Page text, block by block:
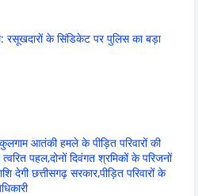
रसूखदारों के सिंडिकेट पर पुलिस का बड़ा
आतंकी हमले के पीड़ित परिवारों की
पहल,दोनों दिवंगत श्रमिकों के परिजनों
देगी छत्तीसगढ़ सरकार,पीड़ित परिवारों के